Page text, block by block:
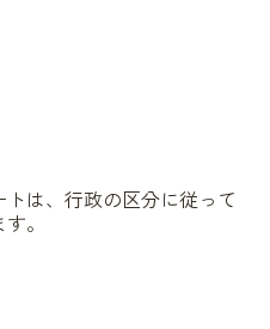
は、行政の区分に従って
。